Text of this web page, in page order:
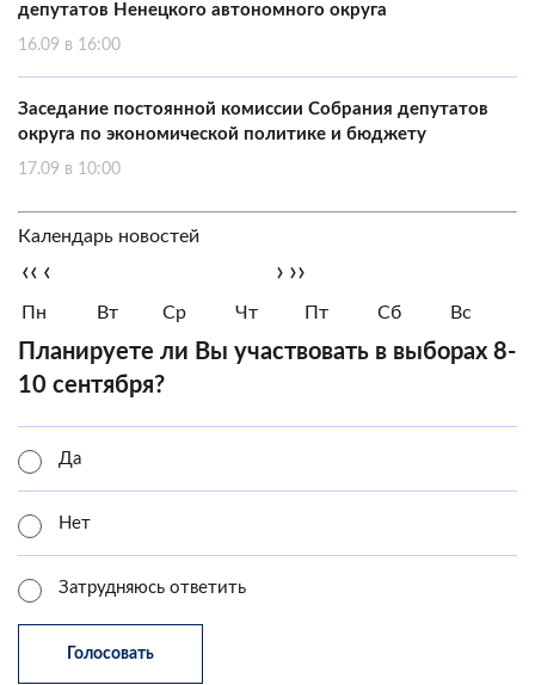
депутатов Ненецкого автономного округа
16.09 в 16:00
Заседание постоянной комиссии Собрания депутатов
округа по экономической политике и бюджету
17.09 в 10:00
Календарь новостей
‹‹ ‹ › ››
Пн Вт Ср Чт Пт Сб Вс
Планируете ли Вы участвовать в выборах 8-
10 сентября?
Да
Нет
Затрудняюсь ответить